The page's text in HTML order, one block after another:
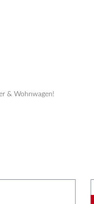
& Wohnwagen!